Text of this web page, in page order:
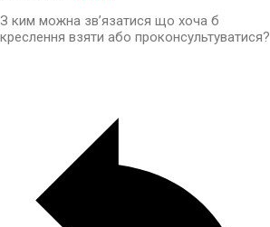
З ким можна зв’язатися що хоча б
креслення взяти або проконсультуватися?